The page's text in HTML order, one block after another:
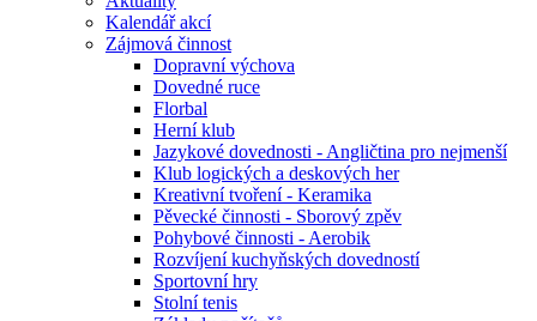
Kalendář akcí
Zájmová činnost
Dopravní výchova
Dovedné ruce
Florbal
Herní klub
Jazykové dovednosti - Angličtina pro nejmenší
Klub logických a deskových her
Kreativní tvoření - Keramika
Pěvecké činnosti - Sborový zpěv
Pohybové činnosti - Aerobik
Rozvíjení kuchyňských dovedností
Sportovní hry
Stolní tenis